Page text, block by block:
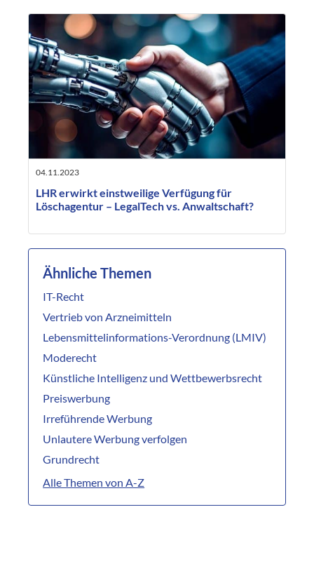
04.11.2023
LHR erwirkt einstweilige Verfügung für
Löschagentur – LegalTech vs. Anwaltschaft?
Ähnliche Themen
IT-Recht
Vertrieb von Arzneimitteln
Lebensmittelinformations-Verordnung (LMIV)
Moderecht
Künstliche Intelligenz und Wettbewerbsrecht
Preiswerbung
Irreführende Werbung
Unlautere Werbung verfolgen
Grundrecht
Alle Themen von A-Z